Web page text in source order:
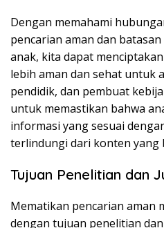
Dengan memahami
pencarian aman dan
anak, kita dapat
lebih aman dan sehat untuk
pendidik, dan pembuat
untuk memastikan bahwa
informasi yang sesuai
terlindungi dari konten yang
Tujuan Penelitian dan
Mematikan pencarian aman
dengan tujuan penelitian